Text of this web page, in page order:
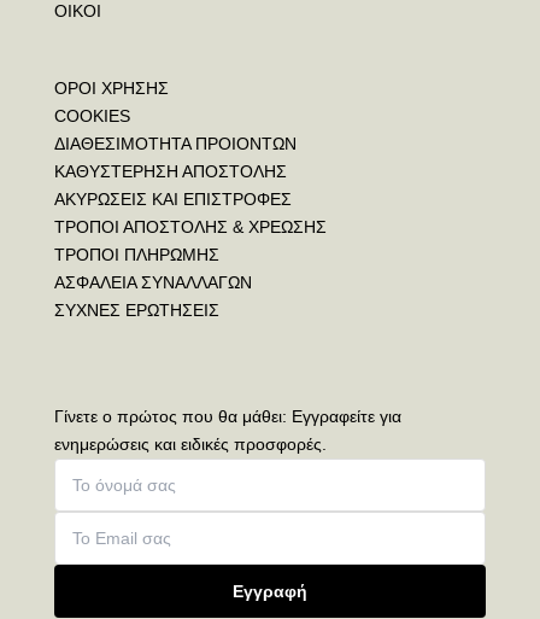
ΟΙΚΟΙ
ΟΡΟΙ ΧΡΗΣΗΣ
COOKIES
ΔΙΑΘΕΣΙΜΟΤΗΤΑ ΠΡΟΙΟΝΤΩΝ
ΚΑΘΥΣΤΕΡΗΣΗ ΑΠΟΣΤΟΛΗΣ
ΑΚΥΡΩΣΕΙΣ ΚΑΙ ΕΠΙΣΤΡΟΦΕΣ
ΤΡΟΠΟΙ ΑΠΟΣΤΟΛΗΣ & ΧΡΕΩΣΗΣ
ΤΡΟΠΟΙ ΠΛΗΡΩΜΗΣ
ΑΣΦΑΛΕΙΑ ΣΥΝΑΛΛΑΓΩΝ
ΣΥΧΝΕΣ ΕΡΩΤΗΣΕΙΣ
Γίνετε ο πρώτος που θα μάθει: Εγγραφείτε για
ενημερώσεις και ειδικές προσφορές.
Εγγραφή